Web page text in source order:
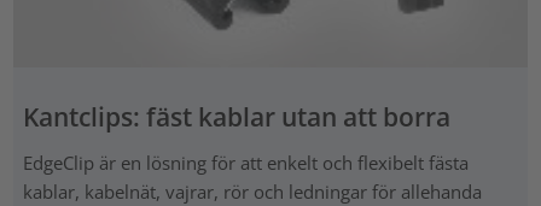
Kantclips: fäst kablar utan att borra
EdgeClip är en lösning för att enkelt och flexibelt fästa
kablar, kabelnät, vajrar, rör och ledningar för allehanda